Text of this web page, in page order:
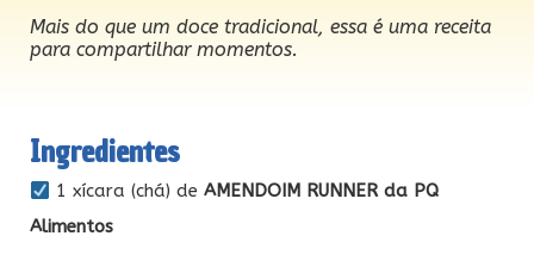
Mais do que um doce tradicional, essa é uma receita
para compartilhar momentos.
Ingredientes
1 xícara (chá) deAMENDOIM RUNNER da PQ
Alimentos